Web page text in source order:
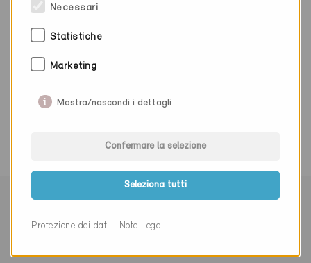
Pianificazione
Costruzione in legno
0 Edifici Minergie (0 Certificati)
Necessari
Statistiche
Marketing
Mostra/nascondi i dettagli
Confermare la selezione
Seleziona tutti
Protezione dei dati Note Legali